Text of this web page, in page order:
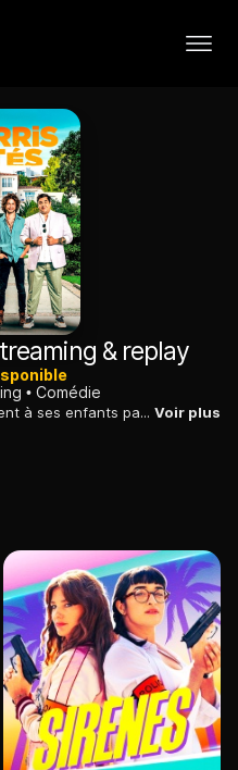
& replay
Comédie
Un homme d'affaires très riche ment à ses enfants paresseux en leur annonçant qu'il est ruiné et les oblige de ce fait à trouver un travail. Voir plus